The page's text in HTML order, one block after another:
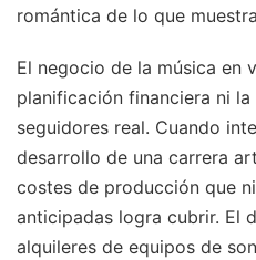
romántica de lo que
El negocio de la música en
planificación financiera ni
seguidores real. Cuando
desarrollo de una carrera
costes de producción que
anticipadas logra cubrir. El
alquileres de equipos de